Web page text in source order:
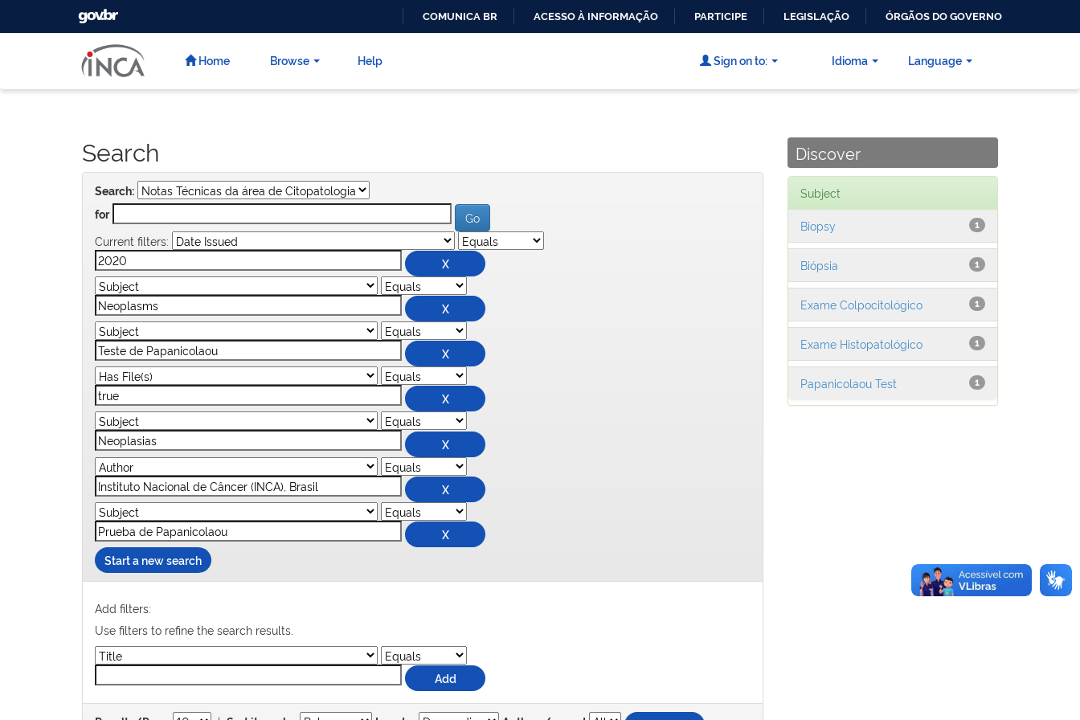
CONTEÚDO
GOVBR
COMUNICA BR ACESSO À INFORMAÇÃO PARTICIPE LEGISLAÇÃO ÓRGÃOS DO GOVERNO
Home Browse Help Language
Sign on to: Idioma
Search
Search:
for
Current filters:
Start a new search
Add filters:
Use filters to refine the search results.
Discover
Subject
1
Biopsy
1
Biópsia
1
Exame Colpocitológico
1
Exame Histopatológico
1
Papanicolaou Test